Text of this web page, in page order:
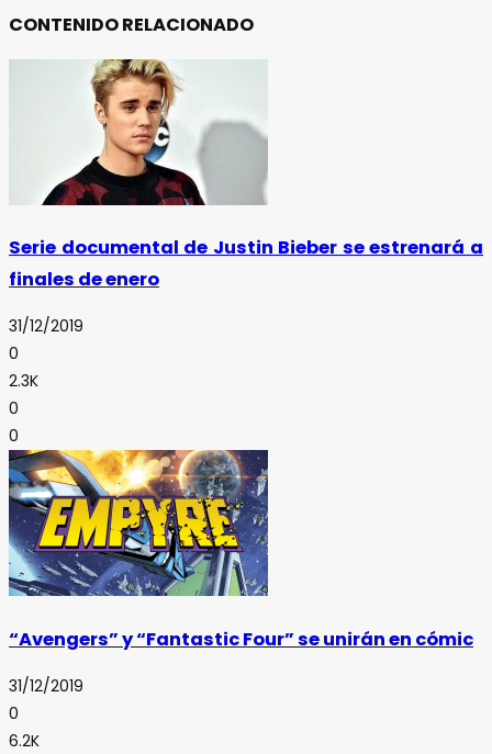
CONTENIDO RELACIONADO
Serie documental de Justin Bieber se estrenará a
finales de enero
31/12/2019
0
2.3K
0
0
“Avengers” y “Fantastic Four” se unirán en cómic
31/12/2019
0
6.2K